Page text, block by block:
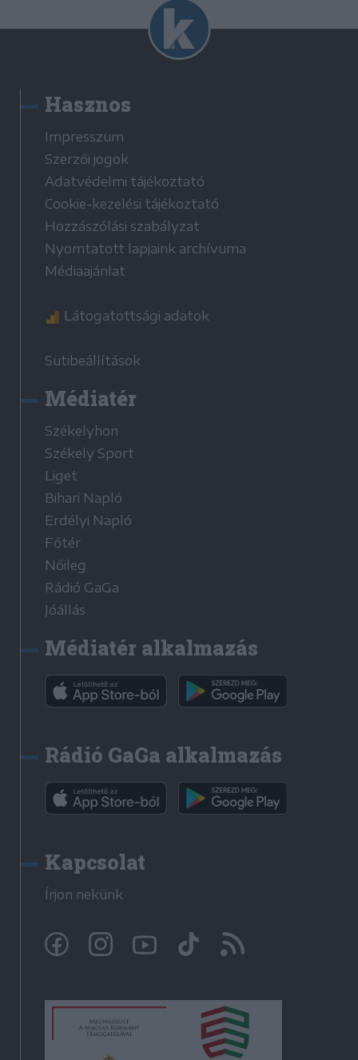
Hasznos
Impresszum
Szerzői jogok
Adatvédelmi tájékoztató
Cookie-kezelési tájékoztató
Hozzászólási szabályzat
Nyomtatott lapjaink archívuma
Médiaajánlat
Látogatottsági adatok
Sütibeállítások
Médiatér
Székelyhon
Székely Sport
Liget
Bihari Napló
Erdélyi Napló
Főtér
Nőileg
Rádió GaGa
Jóállás
Médiatér alkalmazás
Rádió GaGa alkalmazás
Kapcsolat
Írjon nekünk